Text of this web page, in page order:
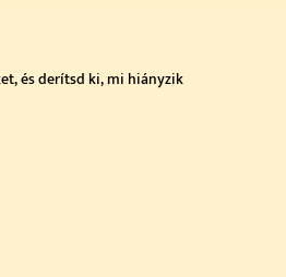
és derítsd ki, mi hiányzik